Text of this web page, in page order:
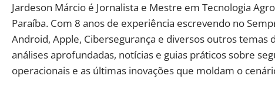
Jardeson Márcio é Jornalista e Mestre em Tecnologia
Paraíba. Com 8 anos de experiência escrevendo no
Android, Apple, Cibersegurança e diversos outros temas
análises aprofundadas, notícias e guias práticos sobre
operacionais e as últimas inovações que moldam o